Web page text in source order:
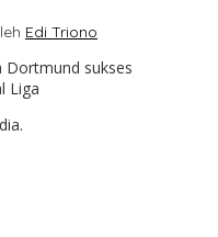
Edi Triono
Dortmund sukses
Liga